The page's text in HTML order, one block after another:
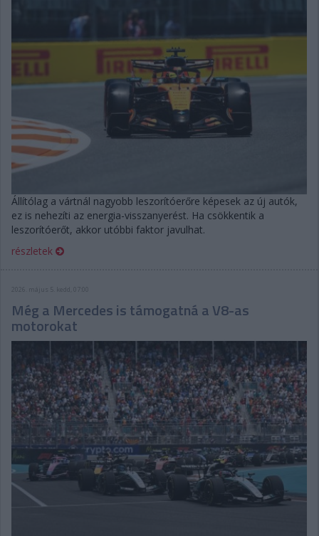
Állítólag a vártnál nagyobb leszorítóerőre képesek az új autók,
ez is nehezíti az energia-visszanyerést. Ha csökkentik a
leszorítóerőt, akkor utóbbi faktor javulhat.
részletek
2026. május 5. kedd, 07:00
Még a Mercedes is támogatná a V8-as
motorokat